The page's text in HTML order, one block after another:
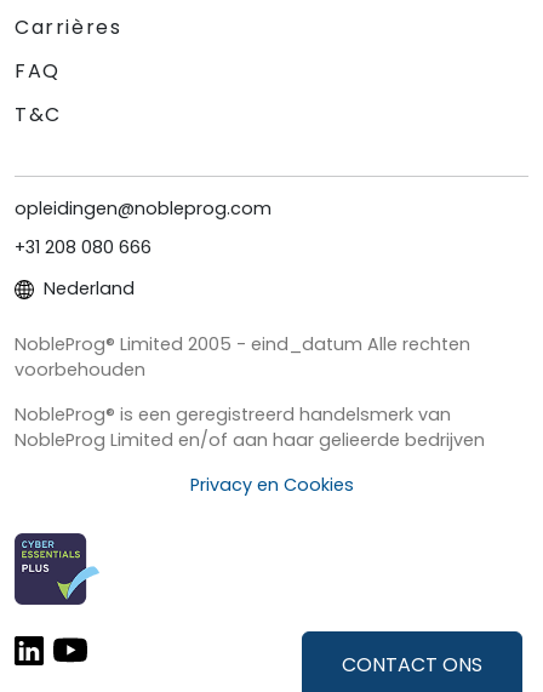
CONTACT ONS
Carrières
FAQ
T&C
opleidingen@nobleprog.com
+31 208 080 666
Nederland
NobleProg® Limited 2005 - eind_datum Alle rechten
voorbehouden
NobleProg® is een geregistreerd handelsmerk van
NobleProg Limited en/of aan haar gelieerde bedrijven
Privacy en Cookies